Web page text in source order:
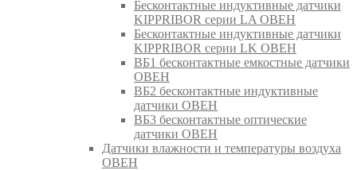
Бесконтактные индуктивные датчики
KIPPRIBOR серии LA ОВЕН
Бесконтактные индуктивные датчики
KIPPRIBOR серии LK ОВЕН
ВБ1 бесконтактные емкостные датчики
ОВЕН
ВБ2 бесконтактные индуктивные
датчики ОВЕН
ВБ3 бесконтактные оптические
датчики ОВЕН
Датчики влажности и температуры воздуха
ОВЕН